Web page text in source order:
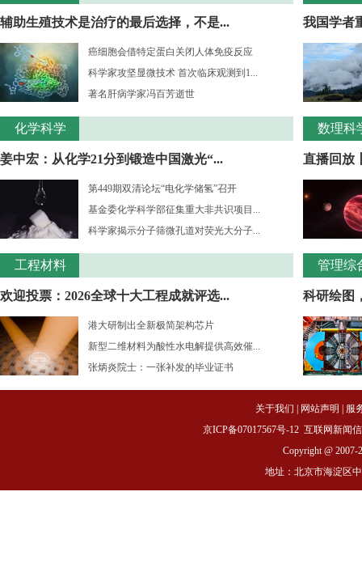
辅助生殖技术是治疗的最后选择，不是...
癌细胞会借特定蛋白关闭人体免疫反应
科学家攻坚显微技术 首次临床观测到1...
著名肝病学家冯百芳逝世
化学科学
姜中宏：从化学21分到锻造中国激光“...
第449期双清论坛“电化学储氢”召开
基金委化学科学部征集重大非共识项目...
科学家揭示分子筛微孔道对荧光大分子...
工程材料
欢迎投票：2026全球十大工程成就评选...
港大研制出全新极简架构芯片
新型二维材料为酸性水电解提供高效催...
张炳炎院士：一张补发的毕业证书
我国学者
数理科
直播回放
管理综
科研绘图
关于我们 网站声明
服
京ICP备07017567号-12 互联网新闻
Copyright @ 2007-
地址：北京市海淀区